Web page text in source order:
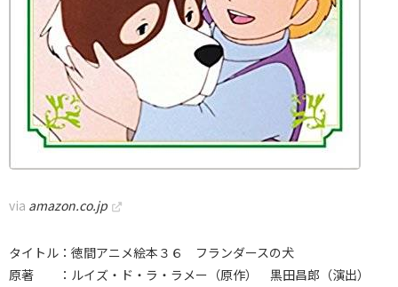
via amazon.co.jp
タイトル：徳間アニメ絵本３６ フランダースの犬
原著 ：ルイズ・ド・ラ・ラメー（原作） 黒田昌郎（演出）